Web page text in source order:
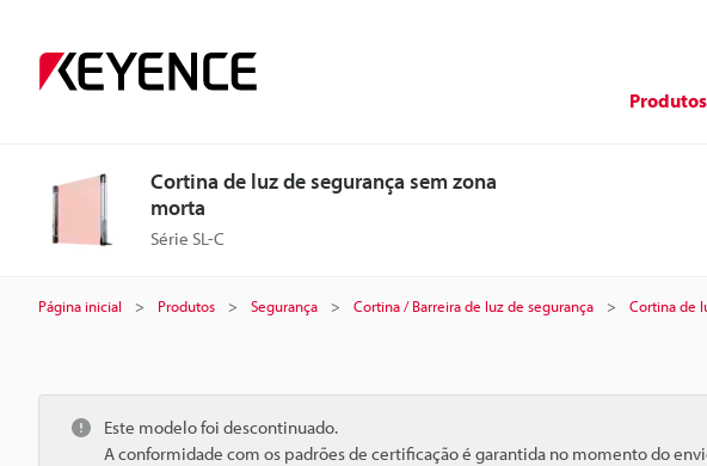
Produtos
Cortina de luz de segurança sem zona
morta
Série SL-C
Página inicial Produtos Segurança Cortina / Barreira de luz de segurança Cortina de
Este modelo foi descontinuado.
A conformidade com os padrões de certificação é garantida no momento do